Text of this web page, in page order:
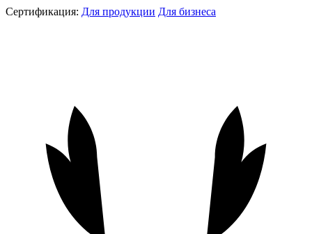
Сертификация: Для продукции Для бизнеса